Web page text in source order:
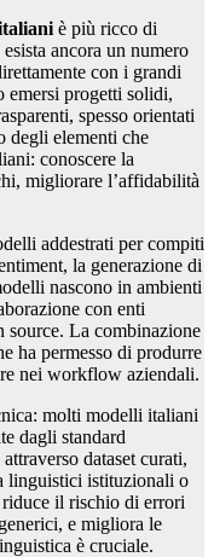
è più ricco di
ancora un numero
con i grandi
progetti solidi,
spesso orientati
degli elementi che
conoscere la
migliorare l’affidabilità
addestrati per compiti
la generazione di
nascono in ambienti
con enti
source. La combinazione
ha permesso di produrre
nei workflow aziendali.
molti modelli italiani
dagli standard
dataset curati,
linguistici istituzionali o
il rischio di errori
e migliora le
è cruciale.